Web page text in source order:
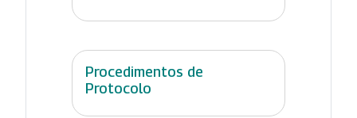
Procedimentos de
Protocolo